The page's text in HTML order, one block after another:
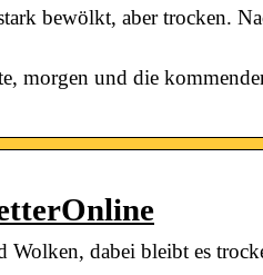
bewölkt, aber trocken.
morgen und die
dabei bleibt es